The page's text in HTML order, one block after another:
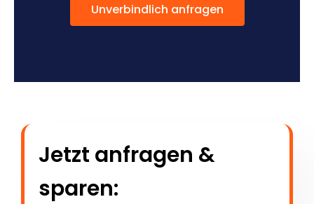
Unverbindlich anfragen
Jetzt anfragen &
sparen: